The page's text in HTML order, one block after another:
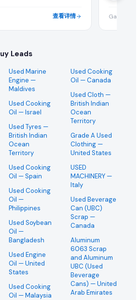
查看详情 Gandhi
Leads
Used Marine
Engine —
Maldives
Used Cooking
Oil — Israel
Used Tyres —
British Indian
Ocean
Territory
Used Cooking
Oil — Spain
Used Cooking
Oil —
Philippines
Used Soybean
Oil —
Bangladesh
Used Engine
Oil — United
States
Used Cooking
Oil — Malaysia
Used Cooking
Oil — Canada
Used Cloth —
British Indian
Ocean
Territory
Grade A Used
Clothing —
United States
USED
MACHINERY —
Italy
Used Beverage
Can (UBC)
Scrap —
Canada
Aluminum
6063 Scrap
and Aluminum
UBC (Used
Beverage
Cans) — United
Arab Emirates